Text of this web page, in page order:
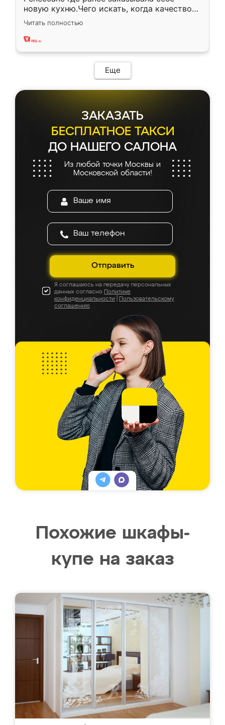
новую кухню.Чего искать, когда качеством
вполне довольна. Служит кухня уже почти
два года, нареканий нет.
Читать полностью
Еще
ЗАКАЗАТЬ
БЕСПЛАТНОЕ ТАКСИ
ДО НАШЕГО САЛОНА
Из любой точки Москвы и
Московской области!
Отправить
Я соглашаюсь на передачу персональных
данных согласно Политике
конфиденциальности
Пользовательскому
соглашению
Похожие шкафы-
купе на заказ